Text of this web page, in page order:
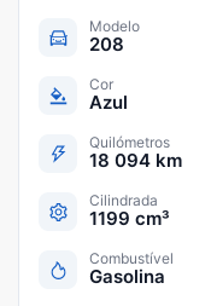
Modelo
208
Cor
Azul
Quilómetros
18 094 km
Cilindrada
1199 cm³
Combustível
Gasolina